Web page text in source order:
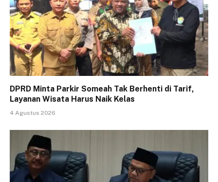
DPRD Minta Parkir Someah Tak Berhenti di Tarif,
Layanan Wisata Harus Naik Kelas
4 Agustus 2026